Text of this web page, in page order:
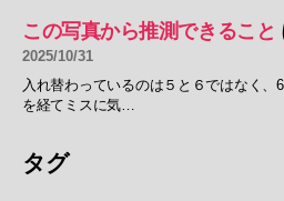
この写真から推測できること
2025/10/31
入れ替わっているのは５と６ではなく、
を経てミスに気…
タグ